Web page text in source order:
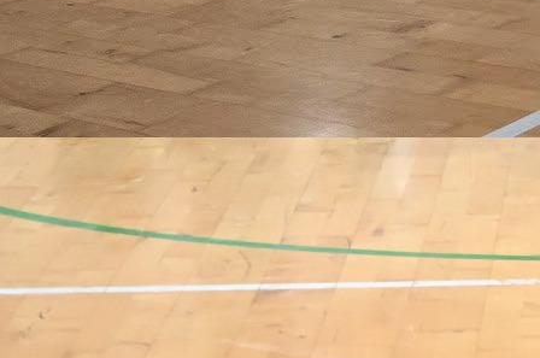
Reportaža počinje osvrtom na historijske
prepoznatljivi identitet Bužima, nakon čega donosi
o brojnim sportovima i kolektivima koji okupljaju
broj mladih sportista. Posebno je istaknuto da
području Bužima djeluje čak 27 aktivnih
kolektiva.
U reportaži su predstavljeni fudbal, karate,
streljaštvo, sportski ribolov, odbojka, futsal i stoni
Mijajlović je razgovarao sa sportistima,
ljudima koji godinama razvijaju sport u ovom